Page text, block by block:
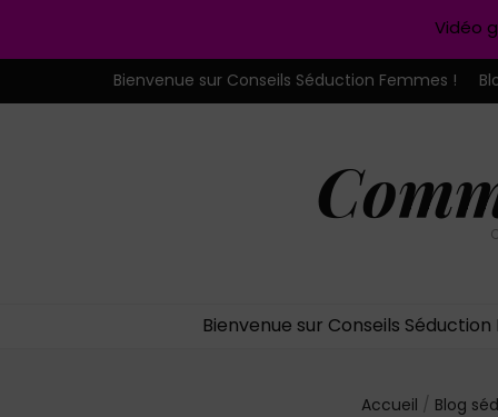
Bienvenue sur Conseils Séduction Femmes !
Bienvenue sur Conseils Séduction
Accueil / Blog
Vidéo